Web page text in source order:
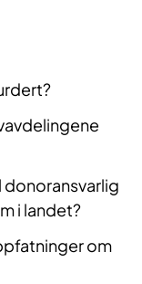
donoransvarlig
i landet?
om